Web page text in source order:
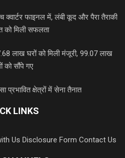
फाइनल में, लंबी कूद और पैरा तैराकी
को मिली सफलता
लाख घरों को मिली मंजूरी, 99.07 लाख
को सौंपे गए
प्रभावित क्षेत्रों में सेना तैनात
LINKS
Us Disclosure Form Contact Us